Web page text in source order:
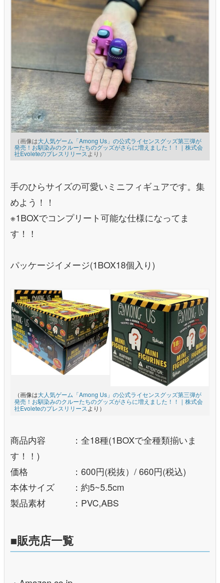
（画像は大人気ゲーム「Among Us」の公式ライセンスグッズ第三弾が
発売！お馴染みのクルーたちのグッズがさらに増えました！！｜株式会
社Evoleteのプレスリリースより）
手のひらサイズの可愛いミニフィギュアです。集
めよう！！
※1BOXでコンプリート可能な仕様になってま
す！！
パッケージイメージ(1BOX18個入り)
（画像は大人気ゲーム「Among Us」の公式ライセンスグッズ第三弾が
発売！お馴染みのクルーたちのグッズがさらに増えました！！｜株式会
社Evoleteのプレスリリース より）
商品内容 ：全18種(1BOXで全種類揃いま
す！！)
価格 ：600円(税抜）/ 660円(税込)
本体サイズ ：約5~5.5cm
製品素材 ：PVC,ABS
■販売店一覧